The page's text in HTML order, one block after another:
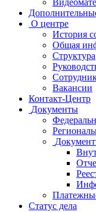
О центре
История
Общая
Структура
Вакансии
Контакт-Центр
Документы
Статус дела